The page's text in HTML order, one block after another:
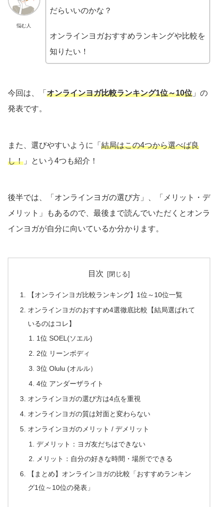
悩む人
だらいいのかな？
オンラインヨガおすすめランキングや比較を
知りたい！
今回は、「 オンラインヨガ比較ランキング1位～10位 」の
発表です。
また、選びやすいように「 結局はこの4つから選べば良
し！ 」という4つも紹介！
後半では、「オンラインヨガの選び方」、「メリット・デ
メリット」もあるので、最後まで読んでいただくとオンラ
インヨガが自分に向いているか分かります。
目次
【オンラインヨガ比較ランキング】1位～10位一覧
オンラインヨガのおすすめ4選徹底比較【結局選ばれて
いるのはコレ】
1位 SOEL(ソエル)
2位 リーンボディ
3位 Olulu (オルル）
4位 アンダーザライト
オンラインヨガの選び方は4点を重視
オンラインヨガの質は対面と変わらない
オンラインヨガのメリット / デメリット
デメリット：ヨガ友だちはできない
メリット：自分の好きな時間・場所でできる
【まとめ】オンラインヨガの比較「おすすめランキン
グ1位～10位の発表」